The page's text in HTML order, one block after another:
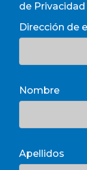
de Privacidad
Dirección de
Nombre
Apellidos